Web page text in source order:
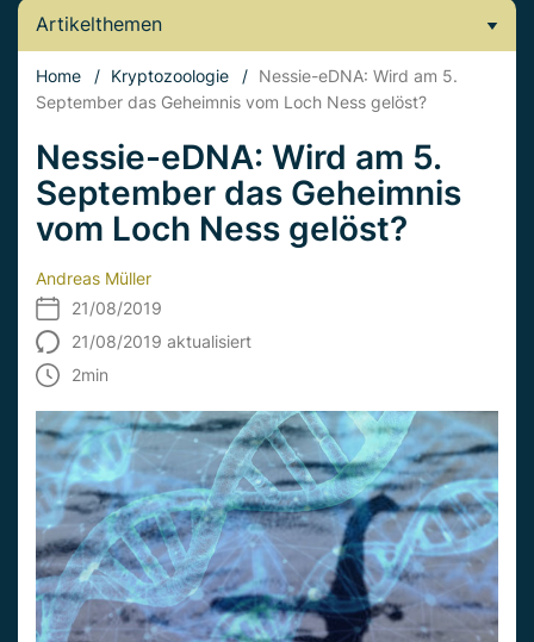
Artikelthemen
Home / Kryptozoologie / Nessie-eDNA: Wird am 5.
September das Geheimnis vom Loch Ness gelöst?
Nessie-eDNA: Wird am 5.
September das Geheimnis
vom Loch Ness gelöst?
Andreas Müller
21/08/2019
21/08/2019 aktualisiert
2min